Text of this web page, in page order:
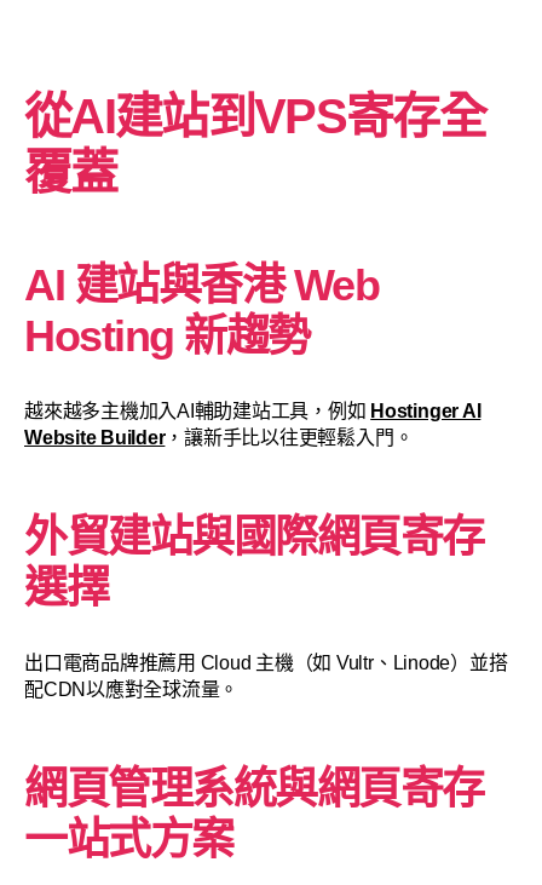
從AI建站到VPS寄存全
覆蓋
AI 建站與香港 Web
Hosting 新趨勢
越來越多主機加入AI輔助建站工具，例如 Hostinger AI
Website Builder，讓新手比以往更輕鬆入門。
外貿建站與國際網頁寄存
選擇
出口電商品牌推薦用 Cloud 主機（如 Vultr、Linode）並搭
配CDN以應對全球流量。
網頁管理系統與網頁寄存
一站式方案